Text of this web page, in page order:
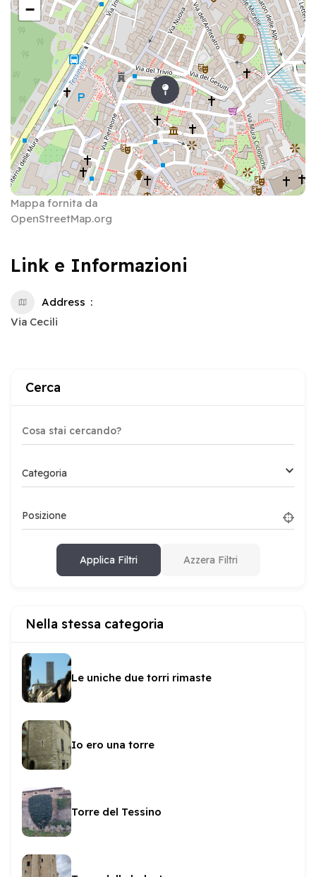
−
Mappa fornita da
OpenStreetMap.org
Link e Informazioni
Address
Via Cecili
Cerca
Categoria
Posizione
Applica Filtri Azzera Filtri
Nella stessa categoria
Le uniche due torri rimaste
Io ero una torre
Torre del Tessino